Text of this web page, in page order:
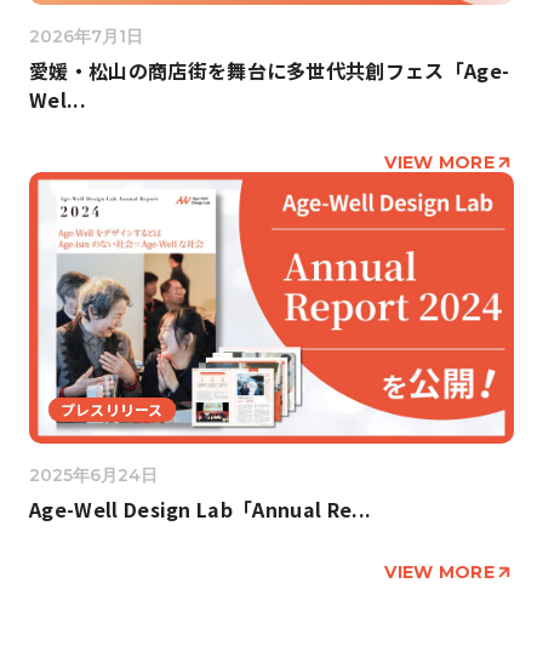
2026年7月1日
愛媛・松山の商店街を舞台に多世代共創フェス「Age-
Wel...
VIEW MORE
プレスリリース
2025年6月24日
Age-Well Design Lab「Annual Re...
VIEW MORE